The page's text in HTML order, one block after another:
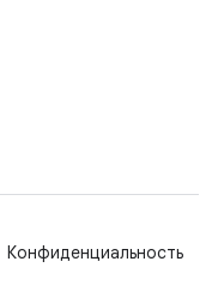
Конфиденциальность